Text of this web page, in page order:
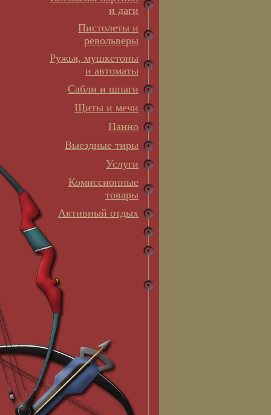
и даги
Пистолеты и
револьверы
Ружья, мушкетоны
и автоматы
Сабли и шпаги
Щиты и мечи
Панно
Выездные тиры
Услуги
Комиссионные
товары
Активный отдых